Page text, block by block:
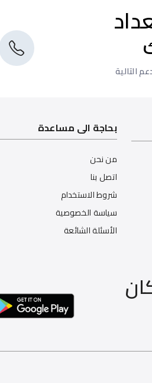
التالية
بحاجة الى مساعدة
من نحن
اتصل بنا
شروط الاستخدام
سياسة الخصوصية
الأسئلة الشائعة